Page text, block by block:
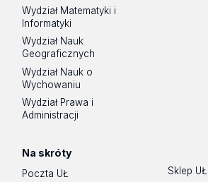
Wydział Matematyki i
Informatyki
Wydział Nauk
Geograficznych
Wydział Nauk o
Wychowaniu
Wydział Prawa i
Administracji
Na skróty
Poczta UŁ
Sklep UŁ